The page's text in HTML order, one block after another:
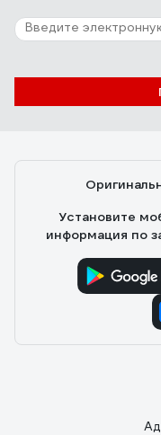
51 отзыв
Отзыв о Baxi ECO
Имя скрыто
Установите
информация по